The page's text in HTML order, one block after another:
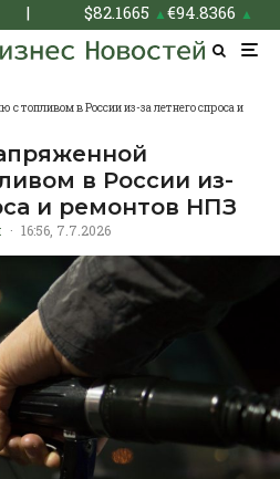
| $82.1665 ▲€94.8366 ▲
топливом в России из-за летнего спроса и
в России из-
и ремонтов НПЗ
· 16:56, 7.7.2026